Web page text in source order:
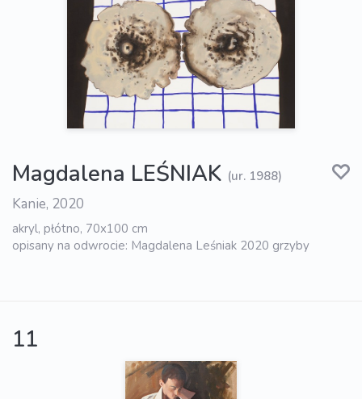
Magdalena LEŚNIAK (ur. 1988)
Kanie, 2020
akryl, płótno, 70x100 cm
opisany na odwrocie: Magdalena Leśniak 2020 grzyby
11